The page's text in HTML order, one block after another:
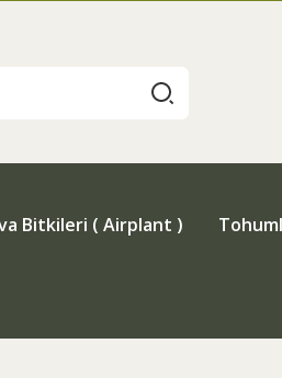
Bitkileri ( Airplant )